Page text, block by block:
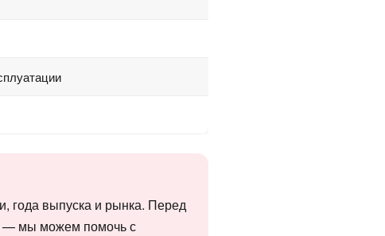
года выпуска и рынка. Перед
— мы можем помочь с